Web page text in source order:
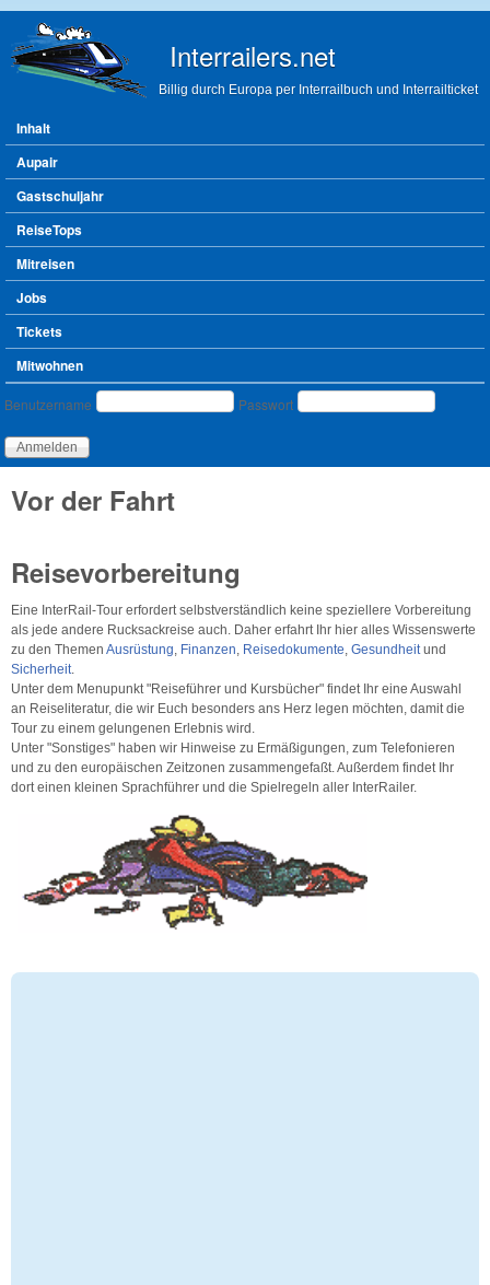
Interrailers.net
Billig durch Europa per Interrailbuch und Interrailticket
Hauptmenü
Inhalt
Aupair
Gastschuljahr
ReiseTops
Mitreisen
Jobs
Tickets
Mitwohnen
Benutzeranmeldung
Benutzername Passwort
Vor der Fahrt
Reisevorbereitung
Eine InterRail-Tour erfordert selbstverständlich keine speziellere Vorbereitung
als jede andere Rucksackreise auch. Daher erfahrt Ihr hier alles Wissenswerte
zu den Themen Ausrüstung Finanzen Reisedokumente Gesundheit und
Sicherheit
Unter dem Menupunkt "Reiseführer und Kursbücher" findet Ihr eine Auswahl
an Reiseliteratur, die wir Euch besonders ans Herz legen möchten, damit die
Tour zu einem gelungenen Erlebnis wird.
Unter "Sonstiges" haben wir Hinweise zu Ermäßigungen, zum Telefonieren
und zu den europäischen Zeitzonen zusammengefaßt. Außerdem findet Ihr
dort einen kleinen Sprachführer und die Spielregeln aller InterRailer.